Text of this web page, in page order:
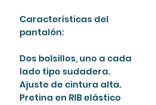
Características del
pantalón:
Dos bolsillos, uno a cada
lado tipo sudadera.
Ajuste de cintura alta.
Pretina en RIB elástico